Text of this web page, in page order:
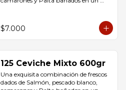
$7.000
125 Ceviche Mixto 600gr
Una exquisita combinación de frescos
dados de Salmón, pescado blanco,